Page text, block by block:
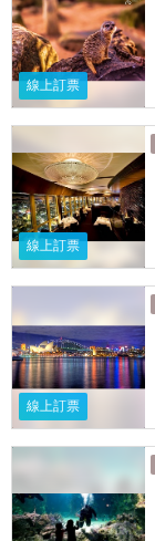
線上訂票
線上訂票
線上訂票